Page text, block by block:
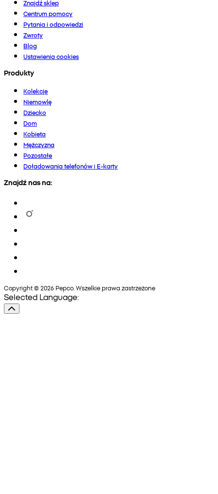
Znajdź sklep
Centrum pomocy
Pytania i odpowiedzi
Zwroty
Blog
Ustawienia cookies
Produkty
Kolekcje
Niemowlę
Dziecko
Dom
Kobieta
Mężczyzna
Pozostałe
Doładowania telefonów i E-karty
Znajdź nas na:
Copyright © 2026 Pepco. Wszelkie prawa zastrzeżone
Selected Language: